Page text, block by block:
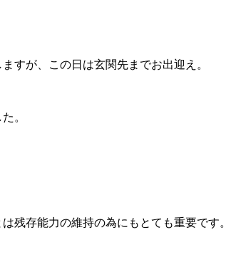
すが、この日は玄関先までお出迎え。
。
残存能力の維持の為にもとても重要です。